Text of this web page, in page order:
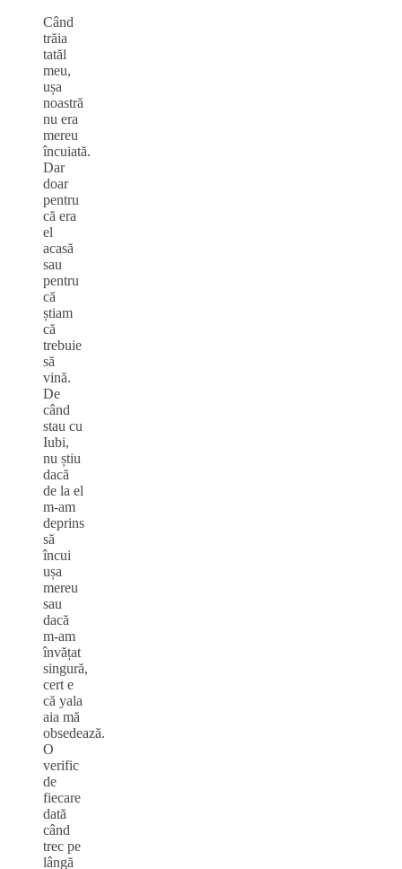
Când
trăia
tatăl
meu,
ușa
noastră
nu era
mereu
încuiată.
Dar
doar
pentru
că era
el
acasă
sau
pentru
că
știam
că
trebuie
să
vină.
De
când
stau cu
Iubi,
nu știu
dacă
de la el
m-am
deprins
să
încui
ușa
mereu
sau
dacă
m-am
învățat
singură,
cert e
că yala
aia mă
obsedează.
O
verific
de
fiecare
dată
când
trec pe
lângă